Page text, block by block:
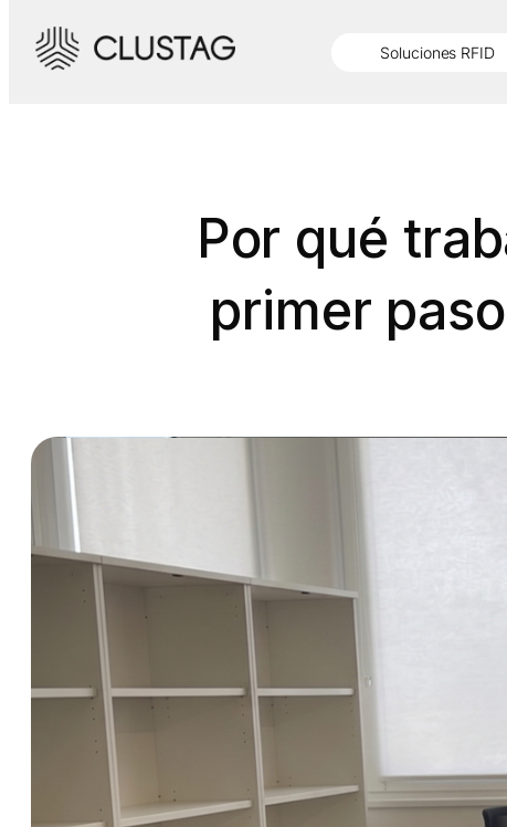
contenido
Soluciones RFID
Por qué
primer